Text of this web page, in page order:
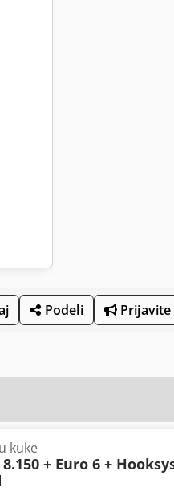
Podeli Prijavite
kuke
8.150 + Euro 6 +